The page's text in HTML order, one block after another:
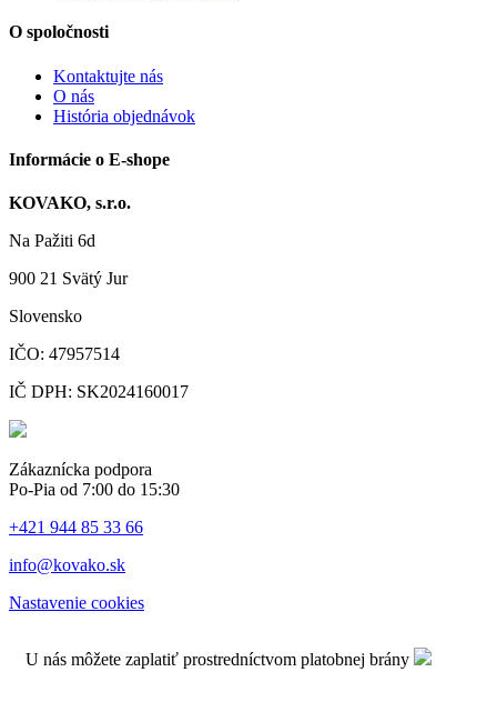
O spoločnosti
Kontaktujte nás
O nás
História objednávok
Informácie o E-shope
KOVAKO, s.r.o.
Na Pažiti 6d
900 21 Svätý Jur
Slovensko
IČO: 47957514
IČ DPH: SK2024160017
Zákaznícka podpora
Po-Pia od 7:00 do 15:30
+421 944 85 33 66
info@kovako.sk
Nastavenie cookies
U nás môžete zaplatiť prostredníctvom platobnej brány